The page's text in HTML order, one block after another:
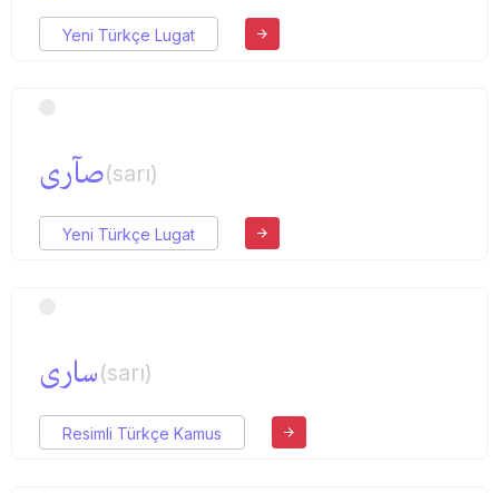
Yeni Türkçe Lugat
صآری(sarı)
Yeni Türkçe Lugat
ساری(sarı)
Resimli Türkçe Kamus